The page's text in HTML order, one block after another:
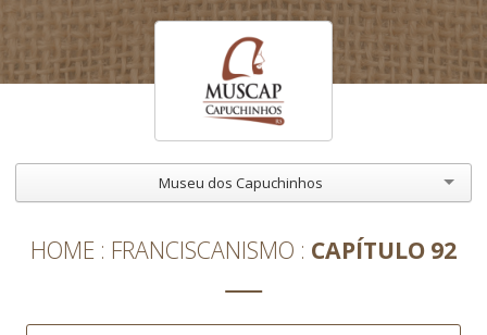
Museu dos Capuchinhos
HOME FRANCISCANISMO CAPÍTULO 92